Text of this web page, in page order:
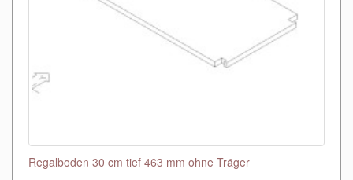
Regalboden 30 cm tief 463 mm ohne Träger